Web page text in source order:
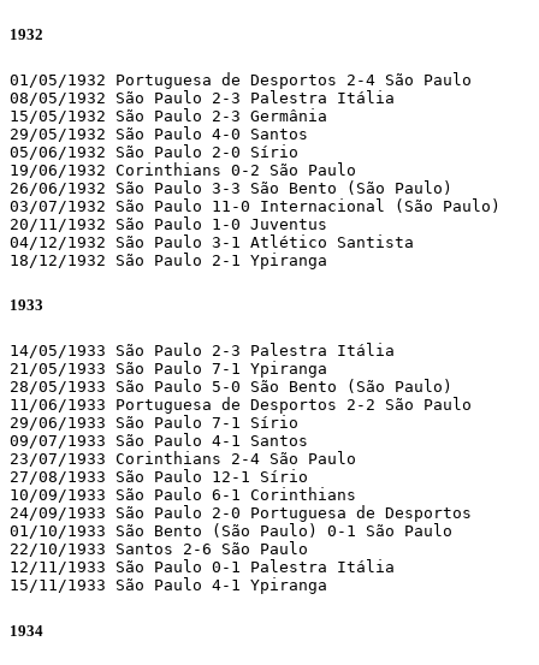
1932
01/05/1932 Portuguesa de Desportos 2-4 São Paulo
08/05/1932 São Paulo 2-3 Palestra Itália
15/05/1932 São Paulo 2-3 Germânia
29/05/1932 São Paulo 4-0 Santos
05/06/1932 São Paulo 2-0 Sírio
19/06/1932 Corinthians 0-2 São Paulo
26/06/1932 São Paulo 3-3 São Bento (São Paulo)
03/07/1932 São Paulo 11-0 Internacional (São Paulo)
20/11/1932 São Paulo 1-0 Juventus
04/12/1932 São Paulo 3-1 Atlético Santista
18/12/1932 São Paulo 2-1 Ypiranga
1933
14/05/1933 São Paulo 2-3 Palestra Itália
21/05/1933 São Paulo 7-1 Ypiranga
28/05/1933 São Paulo 5-0 São Bento (São Paulo)
11/06/1933 Portuguesa de Desportos 2-2 São Paulo
29/06/1933 São Paulo 7-1 Sírio
09/07/1933 São Paulo 4-1 Santos
23/07/1933 Corinthians 2-4 São Paulo
27/08/1933 São Paulo 12-1 Sírio
10/09/1933 São Paulo 6-1 Corinthians
24/09/1933 São Paulo 2-0 Portuguesa de Desportos
01/10/1933 São Bento (São Paulo) 0-1 São Paulo
22/10/1933 Santos 2-6 São Paulo
12/11/1933 São Paulo 0-1 Palestra Itália
15/11/1933 São Paulo 4-1 Ypiranga
1934